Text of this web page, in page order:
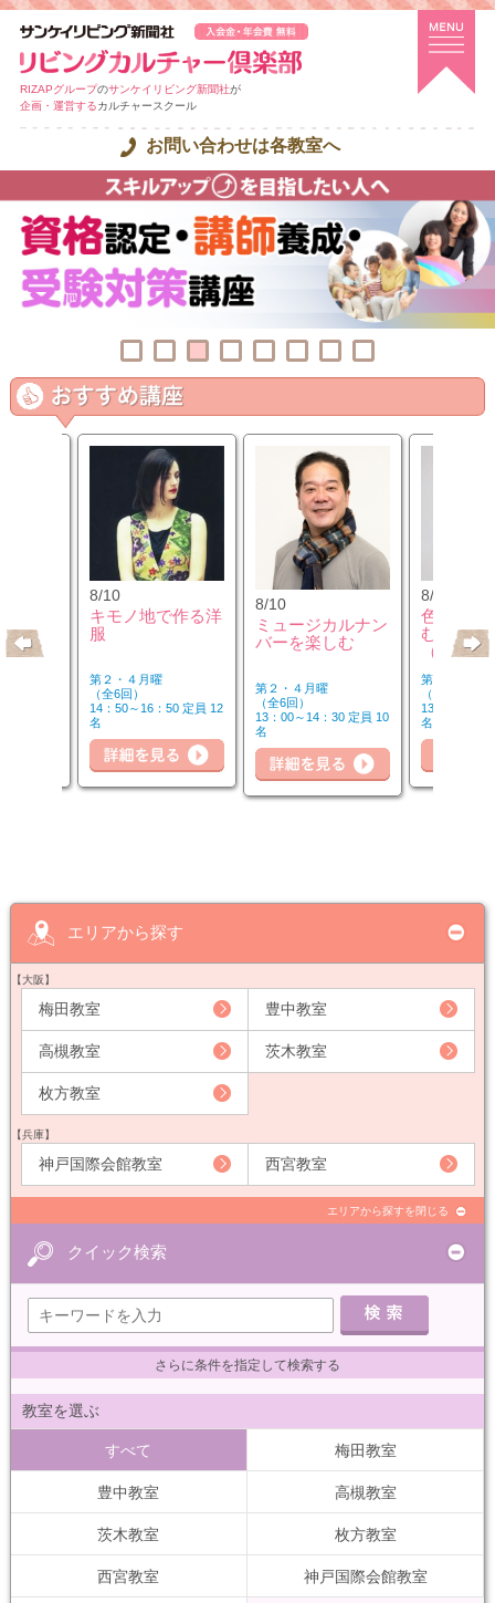
RIZAPグループのサンケイリビング新聞社が
企画・運営するカルチャースクール
お問い合わせは各教室へ
8/10
キモノ地で作る洋
服
第２・４月曜
（全6回）
14：50～16：50 定員 12
名
8/10
ミュージカルナン
バーを楽しむ
第２・４月曜
（全6回）
13：00～14：30 定員 10
名
8/12
色のチカ
むカラー
（第2水
第２水曜
（全3回）
13：00～14
名
詳細を見る
エリアから探す
【大阪】
梅田教室 豊中教室
高槻教室 茨木教室
枚方教室
【兵庫】
神戸国際会館教室 西宮教室
エリアから探すを閉じる
クイック検索
さらに条件を指定して検索する
教室を選ぶ
すべて 梅田教室
豊中教室 高槻教室
茨木教室 枚方教室
西宮教室 神戸国際会館教室